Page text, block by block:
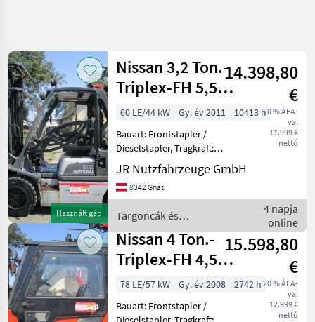
Kategória 4 Ország Szűrők
AKTUÁLIS
ÚTVONAL
Mezőgazdasági
gépek/eszközök
Targoncak Es
Raktartechnika
Targonca
KATEGÓRIA
KIVÁLASZTÁSA
Nissan
Visszaállítás
33 eredmény
megjelenítése
Használt gép
Nissan 3,2 Ton.-
Triplex-FH 5,5m
+ Seitenschieber
14.398,80
€
20 % ÁFA-
val
11.999 €
nettó
60 LE/44 kW Gy. év 2011
10413 h
Bauart: Frontstapler /
Dieselstapler, Tragkraft:
3200kg, Hubhöhe: 5550mm,
Bauhöhe: 2600mm,
Bereifung vorne: Vollgummi
Bereifung hinten:
Vollgummi
JR Nutzfahrzeuge GmbH
8342 Gnas
Targoncák és
raktártechnika / Nissan
4 napja
online
Nissan 4 Ton.-
Triplex-FH 4,5m
+ Seitenschieber
15.598,80
€
20 % ÁFA-
val
12.999 €
nettó
78 LE/57 kW Gy. év 2008
2742 h
Bauart: Frontstapler /